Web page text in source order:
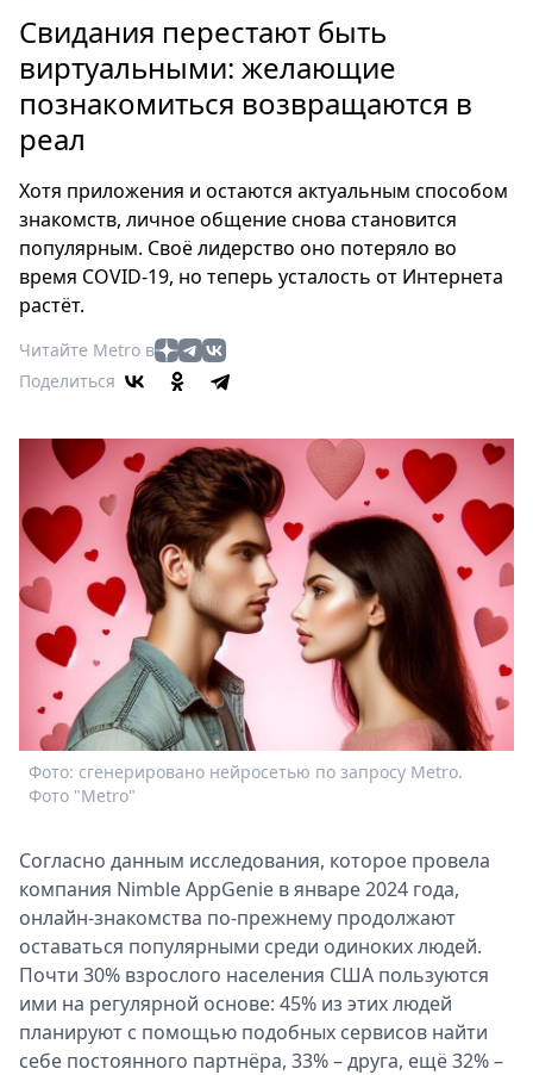
Россия
Мир
Здоровье
Мода
Театр
Кино
Книги
Выставки
Пресс-
релизы
О
Metro
Стримы
Спецпроекты
Звезды
Выборы
2026
Скачай
Metro
Свидания перестают быть
виртуальными: желающие
познакомиться возвращаются в
реал
Хотя приложения и остаются актуальным способом
знакомств, личное общение снова становится
популярным. Своё лидерство оно потеряло во
время COVID-19, но теперь усталость от Интернета
растёт.
Читайте Metro в
Поделиться
Фото: сгенерировано нейросетью по запросу Metro.
Фото "Metro"
Согласно данным исследования, которое провела
компания Nimble AppGenie в январе 2024 года,
онлайн-знакомства по-прежнему продолжают
оставаться популярными среди одиноких людей.
Почти 30% взрослого населения США пользуются
ими на регулярной основе: 45% из этих людей
планируют с помощью подобных сервисов найти
себе постоянного партнёра, 33% – друга, ещё 32% –